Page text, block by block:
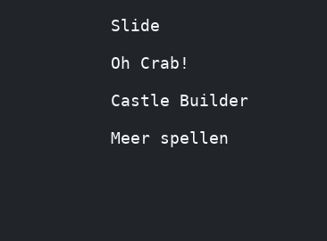
Slide
Oh Crab!
Castle Builder
Meer spellen